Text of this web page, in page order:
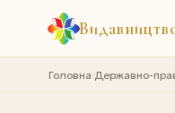
Головна›Державно-